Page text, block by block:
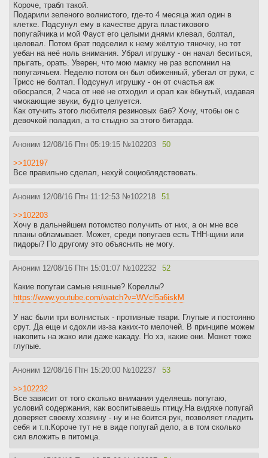
Короче, трабл такой.
Подарили зеленого волнистого, где-то 4 месяца жил один в
клетке. Подсунул ему в качестве друга пластикового
попугайчика и мой Фауст его целыми днями клевал, болтал,
целовал. Потом брат подселил к нему жёлтую тяночку, но тот
уебан на неё ноль внимания. Убрал игрушку - он начал беситься,
прыгать, орать. Уверен, что мою мамку не раз вспомнил на
попугаячьем. Неделю потом он был обиженный, убегал от руки, с
Трисс не болтал. Подсунул игрушку - он от счастья аж
обосрался, 2 часа от неё не отходил и орал как ёбнутый, издавая
чмокающие звуки, будто целуется.
Как отучить этого любителя резиновых баб? Хочу, чтобы он с
девочкой поладил, а то стыдно за этого битарда.
Аноним 12/08/16 Птн 05:19:15 №102203 50
>>102197
Все правильно сделал, нехуй социоблядствовать.
Аноним 12/08/16 Птн 11:12:53 №102218 51
>>102203
Хочу в дальнейшем потомство получить от них, а он мне все
планы обламывает. Может, среди попугаев есть ТНН-щики или
пидоры? По другому это объяснить не могу.
Аноним 12/08/16 Птн 15:01:07 №102232 52
Какие попугаи самые няшные? Кореллы?
https://www.youtube.com/watch?v=WVcl5a6iskM
У нас были три волнистых - противные твари. Глупые и постоянно
срут. Да еще и сдохли из-за каких-то мелочей. В принципе можем
накопить на жако или даже какаду. Но хз, какие они. Может тоже
глупые.
Аноним 12/08/16 Птн 15:20:00 №102237 53
>>102232
Все зависит от того сколько внимания уделяешь попугаю,
условий содержания, как воспитываешь птицу.На видяхе попугай
доверяет своему хозяину - ну и не боится рук, позволяет гладить
себя и т.п.Короче тут не в виде попугай дело, а в том сколько
сил вложить в питомца.